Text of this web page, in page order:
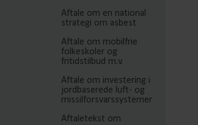
Aftale om en national
strategi om asbest
Aftale om mobilfrie
folkeskoler og
fritidstilbud m.v.
Aftale om investering i
jordbaserede luft- og
missilforsvarssystemer
Aftaletekst om